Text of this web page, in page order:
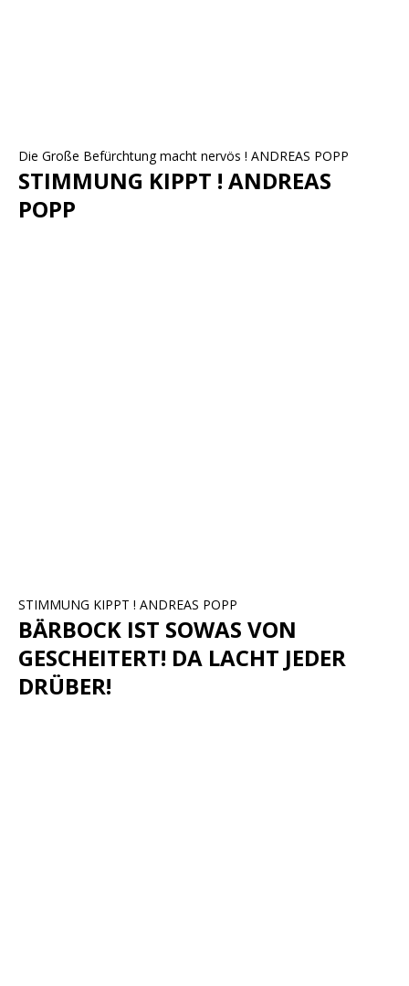
Die Große Befürchtung macht nervös ! ANDREAS POPP
STIMMUNG KIPPT ! ANDREAS
POPP
STIMMUNG KIPPT ! ANDREAS POPP
BÄRBOCK IST SOWAS VON
GESCHEITERT! DA LACHT JEDER
DRÜBER!